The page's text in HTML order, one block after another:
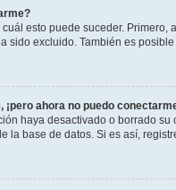
esto puede suceder.
sido excluido. También es
ahora no puedo
haya desactivado o borrado
la base de datos. Si es así,